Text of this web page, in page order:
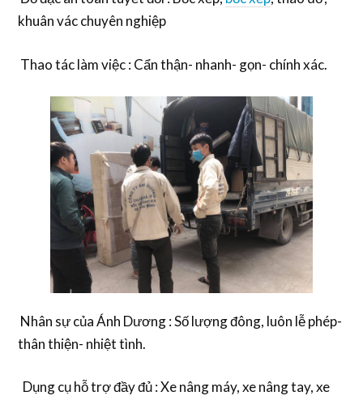
khuân vác chuyên nghiệp
Thao tác làm việc : Cẩn thận- nhanh- gọn- chính xác.
Nhân sự của Ánh Dương : Số lượng đông, luôn lễ phép-
thân thiện- nhiệt tình.
Dụng cụ hỗ trợ đầy đủ : Xe nâng máy, xe nâng tay, xe